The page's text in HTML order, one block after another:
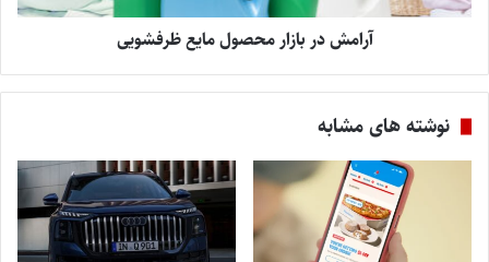
آرامش در بازار محصول مایع ظرفشویی
نوشته های مشابه